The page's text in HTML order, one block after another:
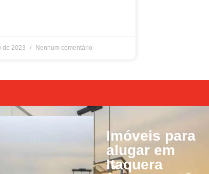
de 2023 Nenhum comentário
Imóveis para
alugar em
Itaquera